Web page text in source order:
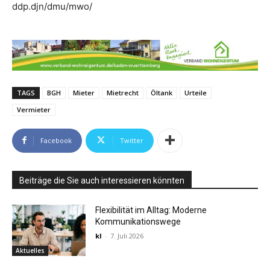
ddp.djn/dmu/mwo/
TAGS BGH Mieter Mietrecht Öltank
Urteile
Vermieter
Facebook Twitter
Beiträge die Sie auch interessieren könnten
Aktuelles
Flexibilität im Alltag: Moderne
Kommunikationswege
kl - 7. Juli 2026